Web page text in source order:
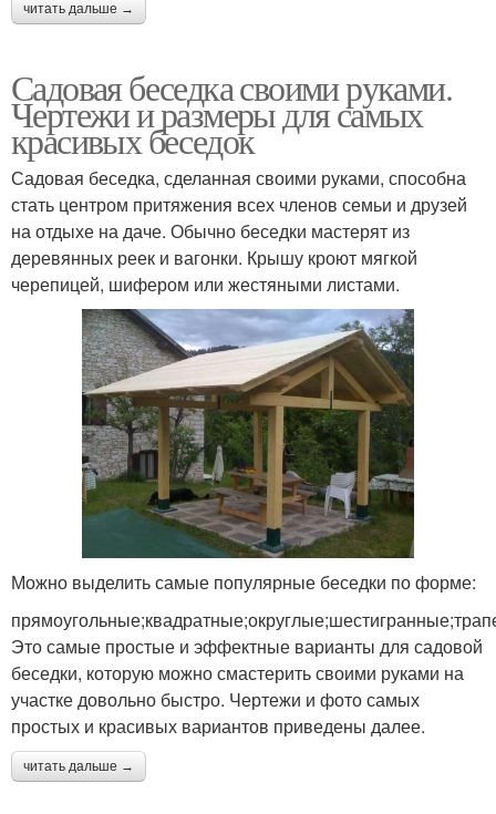
читать дальше →
Садовая беседка своими руками.
Чертежи и размеры для самых
красивых беседок
Садовая беседка, сделанная своими руками, способна
стать центром притяжения всех членов семьи и друзей
на отдыхе на даче. Обычно беседки мастерят из
деревянных реек и вагонки. Крышу кроют мягкой
черепицей, шифером или жестяными листами.
Можно выделить самые популярные беседки по форме:
Это самые простые и эффектные варианты для садовой
беседки, которую можно смастерить своими руками на
участке довольно быстро. Чертежи и фото самых
простых и красивых вариантов приведены далее.
читать дальше →